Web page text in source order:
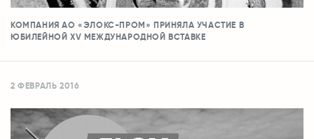
КОМПАНИЯ АО «ЭЛОКС-ПРОМ» ПРИНЯЛА УЧАСТИЕ В
ЮБИЛЕЙНОЙ XV МЕЖДУНАРОДНОЙ ВСТАВКЕ
2 ФЕВРАЛЬ 2016